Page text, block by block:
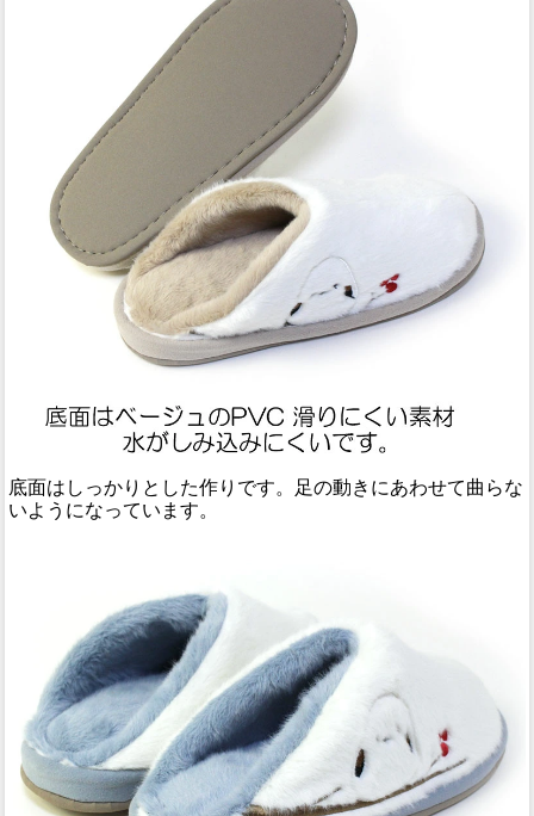
底面はしっかりとした作りです。足の動きにあわせて曲らな
いようになっています。